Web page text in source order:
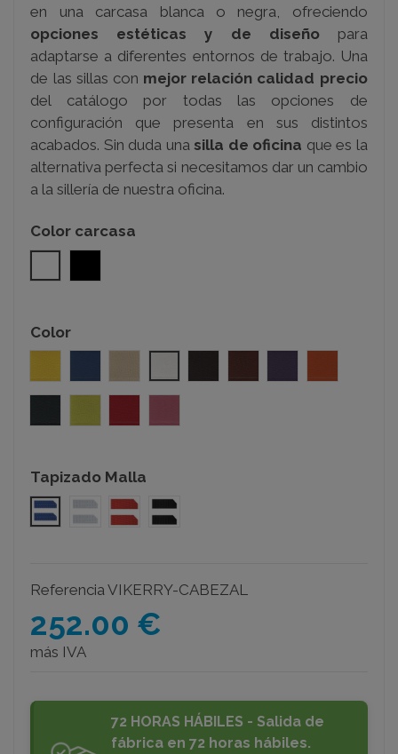
en una carcasa blanca o negra, ofreciendo
opciones estéticas y de diseñopara
adaptarse a diferentes entornos de trabajo. Una
de las sillas con mejor relación calidad precio
del catálogo por todas las opciones de
configuración que presenta en sus distintos
acabados. Sin duda una silla de oficina que es la
alternativa perfecta si necesitamos dar un cambio
a la sillería de nuestra oficina.
Color carcasa
Color
Tapizado Malla
malla azulmalla blanco
malla rojomalla negro
Referencia VIKERRY-CABEZAL
252.00 €
más IVA
72 HORAS HÁBILES - Salida de
fábrica en 72 horas hábiles.